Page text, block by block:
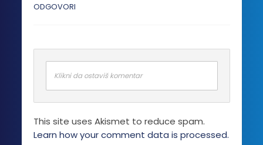
ODGOVORI
Klikni da ostaviš komentar
This site uses Akismet to reduce spam.
Learn how your comment data is processed.